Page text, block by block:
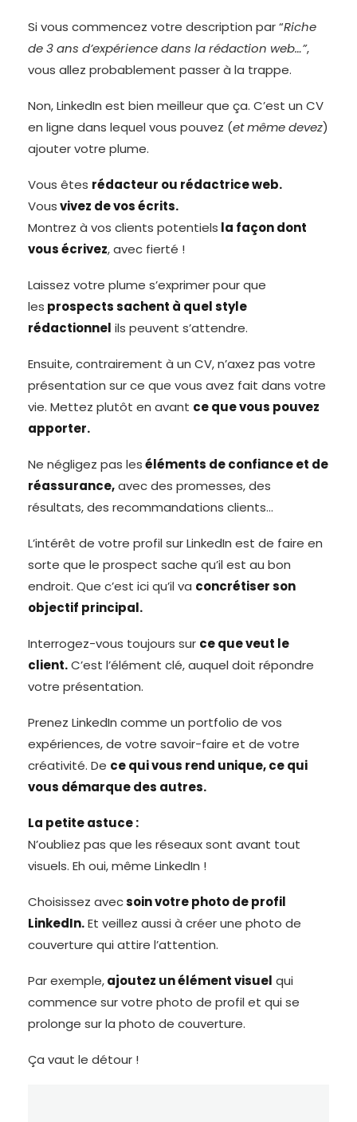
Si vous commencez votre description par “Riche
de 3 ans d’expérience dans la rédaction web…”,
vous allez probablement passer à la trappe.
Non, LinkedIn est bien meilleur que ça. C’est un CV
en ligne dans lequel vous pouvez (et même devez)
ajouter votre plume.
Vous êtes rédacteur ou rédactrice web.
Vousvivez de vos écrits.
Montrez à vos clients potentiels la façon dont
vous écrivez, avec fierté !
Laissez votre plume s’exprimer pour que
les prospects sachent à quel style
rédactionnel ils peuvent s’attendre.
Ensuite, contrairement à un CV, n’axez pas votre
présentation sur ce que vous avez fait dans votre
vie. Mettez plutôt en avant ce que vous pouvez
apporter.
Ne négligez pas leséléments de confiance et de
réassurance,avec des promesses, des
résultats, des recommandations clients…
L’intérêt de votre profil sur LinkedIn est de faire en
sorte que le prospect sache qu’il est au bon
endroit. Que c’est ici qu’il va concrétiser son
objectif principal.
Interrogez-vous toujours sur ce que veut le
client.C’est l’élément clé, auquel doit répondre
votre présentation.
Prenez LinkedIn comme un portfolio de vos
expériences, de votre savoir-faire et de votre
créativité. De ce qui vous rend unique, ce qui
vous démarque des autres.
La petite astuce :
N’oubliez pas que les réseaux sont avant tout
visuels. Eh oui, même LinkedIn !
Choisissez avecsoin votre photo de profil
LinkedIn.Et veillez aussi à créer une photo de
couverture qui attire l’attention.
Par exemple,ajoutez un élément visuel qui
commence sur votre photo de profil et qui se
prolonge sur la photo de couverture.
Ça vaut le détour !